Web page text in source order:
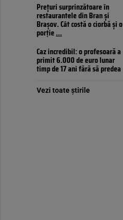
Prețuri surprinzătoare în
restaurantele din Bran și
Brașov. Cât costă o ciorbă și o
porție...
Caz incredibil: o profesoară a
primit 6.000 de euro lunar
timp de 17 ani fără să predea
Vezi toate știrile